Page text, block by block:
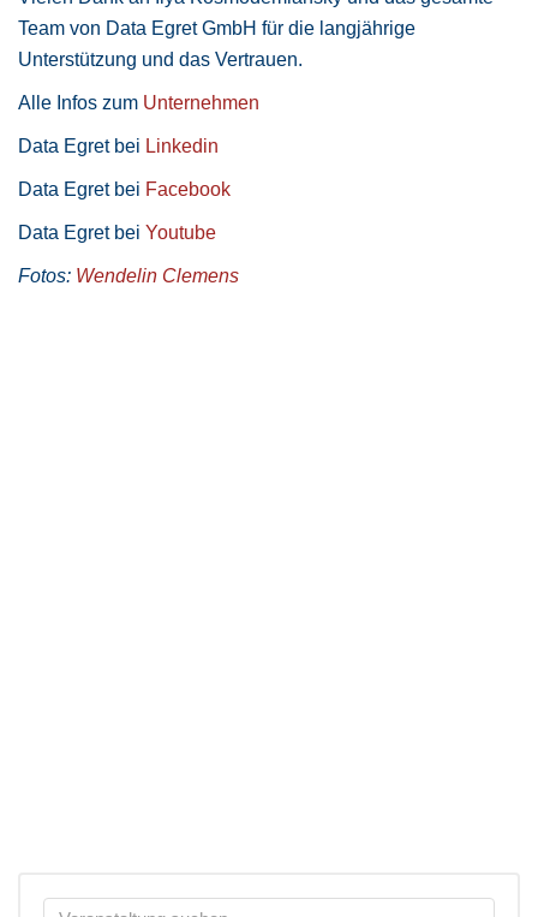
Team von Data Egret GmbH für die langjährige
Unterstützung und das Vertrauen.
Alle Infos zum Unternehmen
Data Egret bei Linkedin
Data Egret bei Facebook
Data Egret bei Youtube
Fotos: Wendelin Clemens